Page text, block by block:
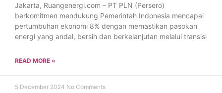
Jakarta, Ruangenergi.com – PT PLN (Persero)
berkomitmen mendukung Pemerintah Indonesia mencapai
pertumbuhan ekonomi 8% dengan memastikan pasokan
energi yang andal, bersih dan berkelanjutan melalui transisi
READ MORE »
5 December 2024 No Comments